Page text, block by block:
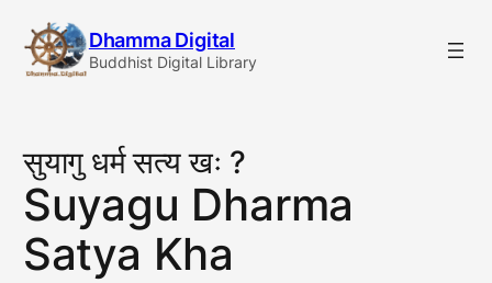
content
Dhamma Digital
Buddhist Digital Library
सुयागु धर्म सत्य खः ?
Suyagu Dharma
Satya Kha